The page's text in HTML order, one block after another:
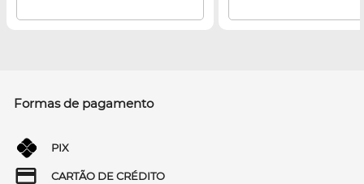
Formas de pagamento
PIX
CARTÃO DE CRÉDITO